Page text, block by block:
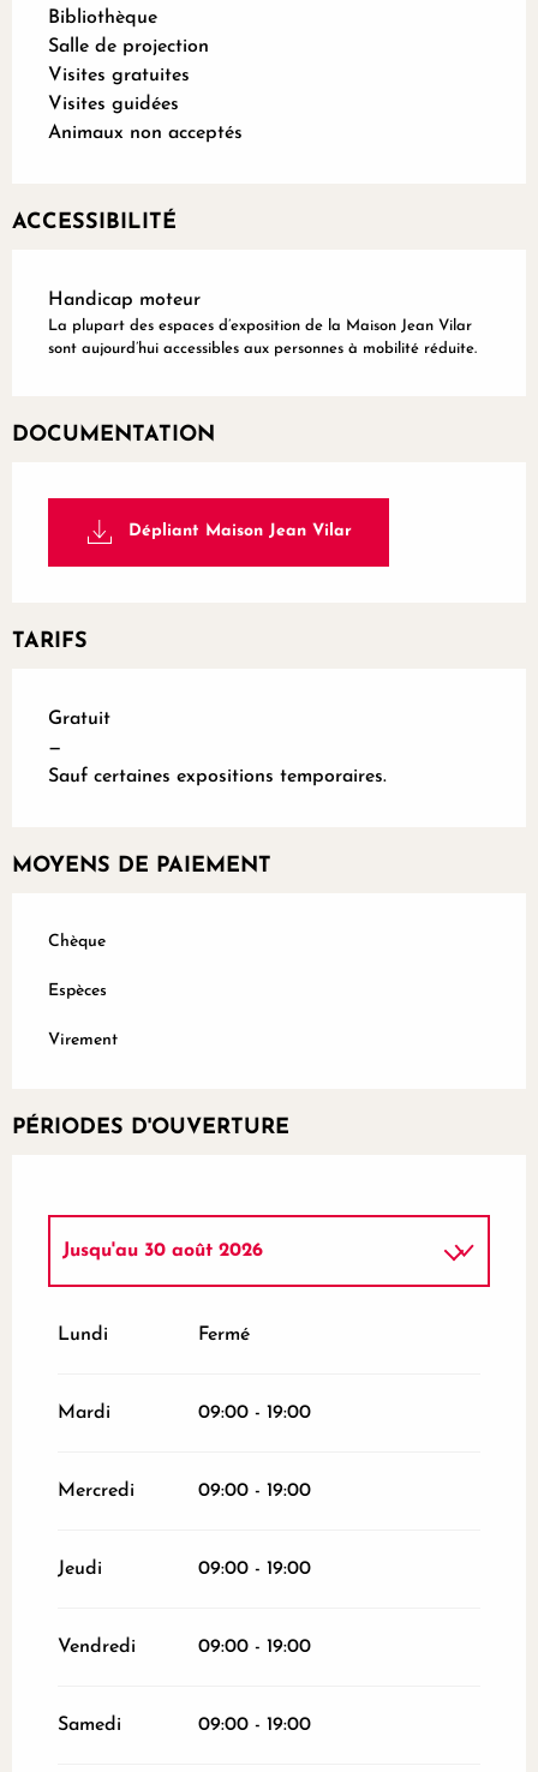
Bibliothèque
Salle de projection
Visites gratuites
Visites guidées
Animaux non acceptés
ACCESSIBILITÉ
Handicap moteur
La plupart des espaces d’exposition de la Maison Jean Vilar
sont aujourd’hui accessibles aux personnes à mobilité réduite.
DOCUMENTATION
Dépliant Maison Jean Vilar
TARIFS
Gratuit
—
Sauf certaines expositions temporaires.
MOYENS DE PAIEMENT
Chèque
Espèces
Virement
PÉRIODES D'OUVERTURE
2 janvier 2026
Jusqu'au 30 août 2026
Lundi Fermé
Mardi 09:00 - 19:00
Mercredi 09:00 - 19:00
Jeudi 09:00 - 19:00
Vendredi 09:00 - 19:00
Samedi 09:00 - 19:00